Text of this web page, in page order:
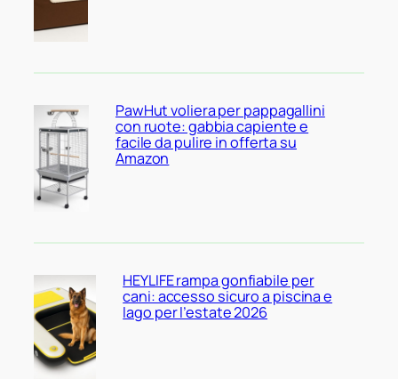
PawHut voliera per pappagallini
con ruote: gabbia capiente e
facile da pulire in offerta su
Amazon
HEYLIFE rampa gonfiabile per
cani: accesso sicuro a piscina e
lago per l’estate 2026